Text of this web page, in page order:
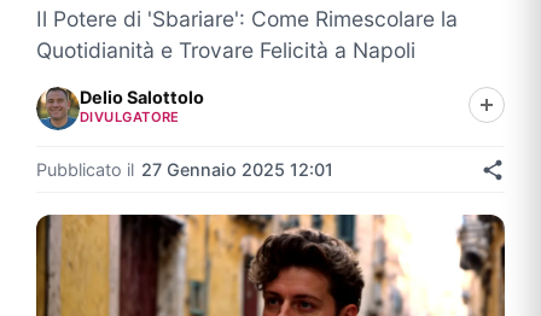
Il Potere di 'Sbariare': Come Rimescolare la
Quotidianità e Trovare Felicità a Napoli
Delio Salottolo
DIVULGATORE
Pubblicato il 27 Gennaio 2025 12:01